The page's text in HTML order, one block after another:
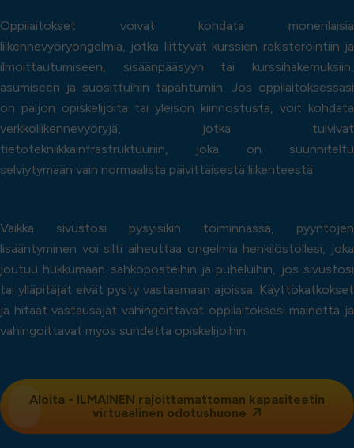
Oppilaitokset voivat kohdata monenlaisia
liikennevyöryongelmia, jotka liittyvät kurssien rekisteröintiin ja
ilmoittautumiseen, sisäänpääsyyn tai kurssihakemuksiin,
asumiseen ja suosittuihin tapahtumiin. Jos oppilaitoksessasi
on paljon opiskelijoita tai yleisön kiinnostusta, voit kohdata
verkkoliikennevyöryjä, jotka tulvivat
tietotekniikkainfrastruktuuriin, joka on suunniteltu
selviytymään vain normaalista päivittäisestä liikenteestä.
Vaikka sivustosi pysyisikin toiminnassa, pyyntöjen
lisääntyminen voi silti aiheuttaa ongelmia henkilöstöllesi, joka
joutuu hukkumaan sähköposteihin ja puheluihin, jos sivustosi
tai ylläpitäjät eivät pysty vastaamaan ajoissa. Käyttökatkokset
ja hitaat vastausajat vahingoittavat oppilaitoksesi mainetta ja
vahingoittavat myös suhdetta opiskelijoihin.
Aloita - ILMAINEN rajoittamattoman kapasiteetin
virtuaalinen odotushuone